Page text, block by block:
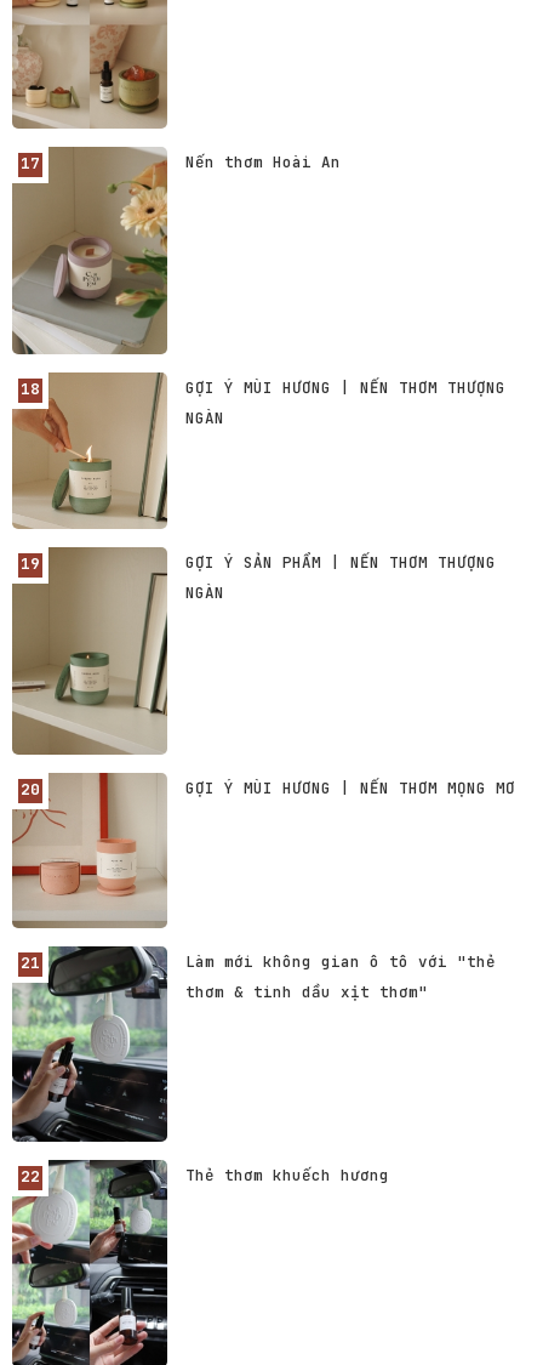
Nến thơm Hoài An
GỢI Ý MÙI HƯƠNG | NẾN THƠM THƯỢNG
NGÀN
GỢI Ý SẢN PHẨM | NẾN THƠM THƯỢNG
NGÀN
GỢI Ý MÙI HƯƠNG | NẾN THƠM MỌNG MƠ
Làm mới không gian ô tô với "thẻ
thơm & tinh dầu xịt thơm"
Thẻ thơm khuếch hương